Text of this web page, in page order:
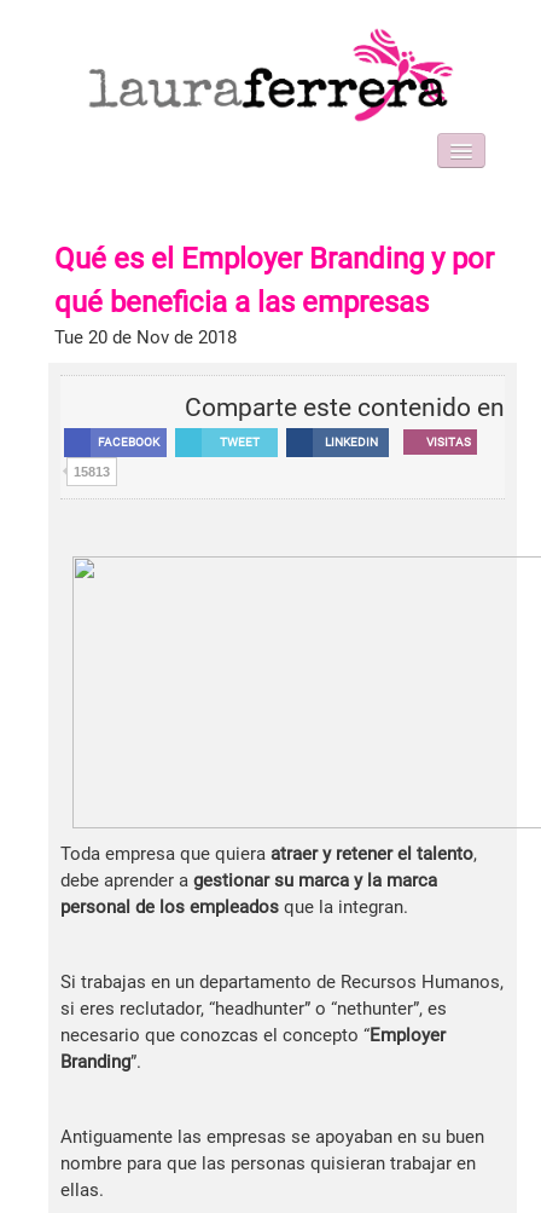
WORK WITH ME
FORMACIONES
BLOG
Qué es el Employer Branding y por
qué beneficia a las empresas
Tue 20 de Nov de 2018
Comparte este contenido en
FACEBOOK TWEET LINKEDIN VISITAS
15813
Toda empresa que quiera atraer y retener el talento,
debe aprender a gestionar su marca y la marca
personal de los empleados que la integran.
Si trabajas en un departamento de Recursos Humanos,
si eres reclutador, “headhunter” o “nethunter”, es
necesario que conozcas el concepto “Employer
Branding”.
Antiguamente las empresas se apoyaban en su buen
nombre para que las personas quisieran trabajar en
ellas.